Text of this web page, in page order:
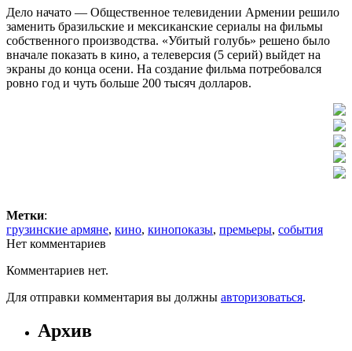
Дело начато — Общественное телевидении Армении решило
заменить бразильские и мексиканские сериалы на фильмы
собственного производства. «Убитый голубь» решено было
вначале показать в кино, а телеверсия (5 серий) выйдет на
экраны до конца осени. На создание фильма потребовался
ровно год и чуть больше 200 тысяч долларов.
Метки:
грузинские армяне, кино, кинопоказы, премьеры, события
Нет комментариев
Комментариев нет.
Для отправки комментария вы должны авторизоваться.
Архив